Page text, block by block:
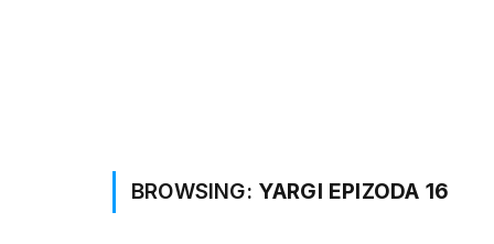
BROWSING: YARGI EPIZODA 16